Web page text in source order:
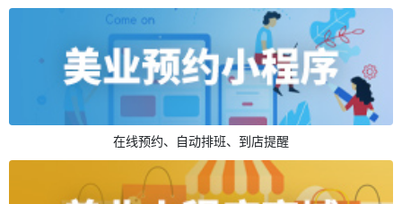
在线预约、自动排班、到店提醒